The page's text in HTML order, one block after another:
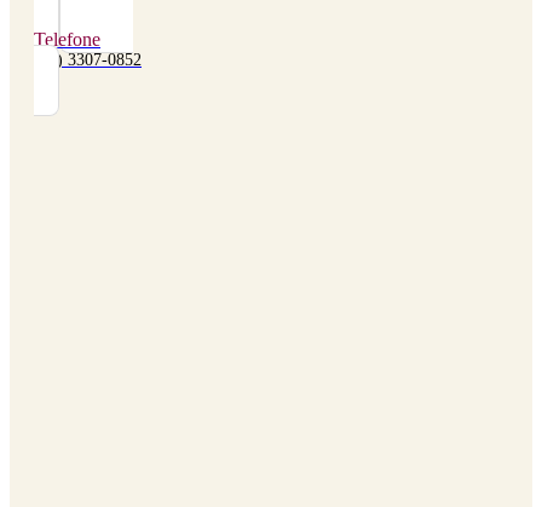
Telefone
(48) 3307-0852